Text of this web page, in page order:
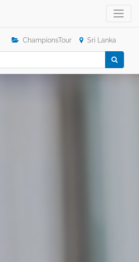
ChampionsTour Sri Lanka